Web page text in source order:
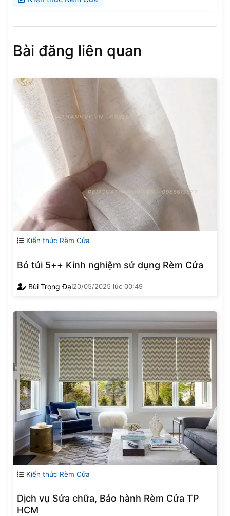
Bài đăng liên quan
Kiến thức Rèm Cửa
Bỏ túi 5++ Kinh nghiệm sử dụng Rèm Cửa
Bùi Trọng Đại20/05/2025 lúc 00:49
Kiến thức Rèm Cửa
Dịch vụ Sửa chữa, Bảo hành Rèm Cửa TP
HCM